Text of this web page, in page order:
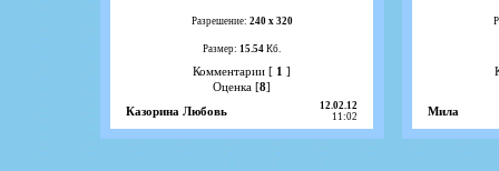
Разрешение: 240 х 320
Размер: 15.54 Кб.
Комментарии [ 1 ]
Оценка [8]
Казорина Любовь
12.02.12
11:02
Мила